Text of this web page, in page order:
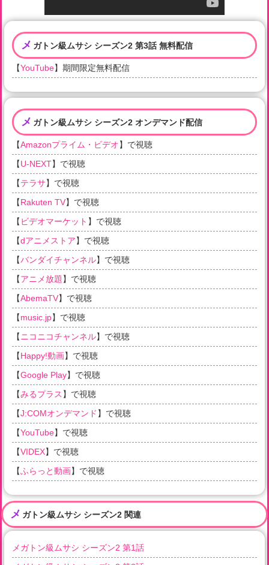
メ ガトン級ムサシ シーズン2 第3話 無料配信
【YouTube】期間限定無料配信
メ ガトン級ムサシ シーズン2 オンデマンド配信
【Amazonプライム・ビデオ】で視聴
【U-NEXT】で視聴
【テラサ】で視聴
【Rakuten TV】で視聴
【 ビデオマーケット 】で視聴
【dアニメストア】で視聴
【バンダイチャンネル】で視聴
【アニメ放題】で視聴
【AbemaTV】で視聴
【music.jp】で視聴
【ニコニコチャンネル】で視聴
【Happy!動画】で視聴
【Google Play】で視聴
【みるプラス 】で視聴
【J:COMオンデマンド 】で視聴
【YouTube】で視聴
【VIDEX】で視聴
【ふらっと動画】で視聴
メ ガトン級ムサシ シーズン2 関連
メガトン級ムサシ シーズン2 第1話